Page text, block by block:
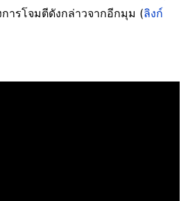
ารโจมตีดังกล่าวจากอีกมุม (ลิงก์